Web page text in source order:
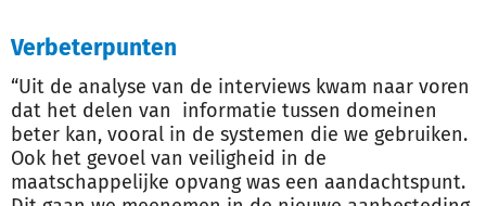
Verbeterpunten
“Uit de analyse van de interviews kwam naar voren
dat het delen van informatie tussen domeinen
beter kan, vooral in de systemen die we gebruiken.
Ook het gevoel van veiligheid in de
maatschappelijke opvang was een aandachtspunt.